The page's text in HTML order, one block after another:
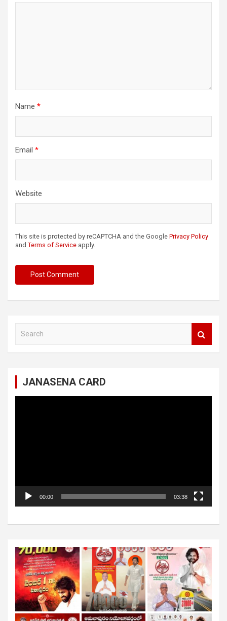
Name *
Email *
Website
This site is protected by reCAPTCHA and the Google Privacy Policy
and Terms of Service apply.
JANASENA CARD
00:00 03:38